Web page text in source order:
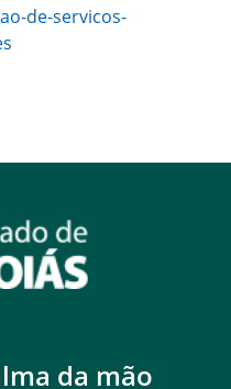
de-servicos-
da mão